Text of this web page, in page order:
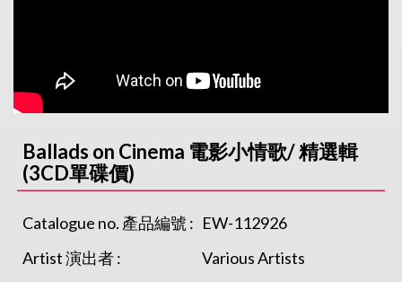
Ballads on Cinema 電影小情歌/ 精選輯
(3CD單碟價)
Catalogue no. 產品編號 : EW-112926
Artist 演出者 :
Various Artists